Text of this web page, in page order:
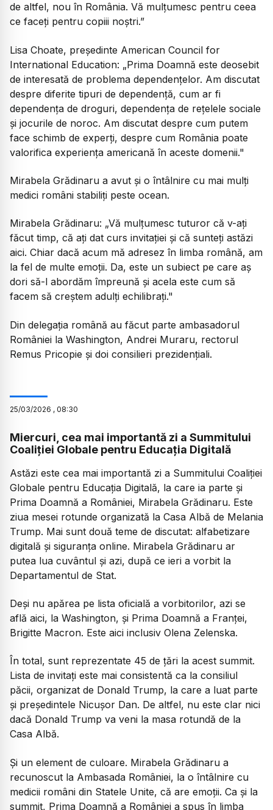
de altfel, nou în România. Vă mulțumesc pentru ceea
ce faceți pentru copiii noștri.”
Lisa Choate, președinte American Council for
International Education: „Prima Doamnă este deosebit
de interesată de problema dependențelor. Am discutat
despre diferite tipuri de dependență, cum ar fi
dependența de droguri, dependența de rețelele sociale
și jocurile de noroc. Am discutat despre cum putem
face schimb de experți, despre cum România poate
valorifica experiența americană în aceste domenii."
Mirabela Grădinaru a avut și o întâlnire cu mai mulți
medici români stabiliți peste ocean.
Mirabela Grădinaru: „Vă mulțumesc tuturor că v-ați
făcut timp, că ați dat curs invitației și că sunteți astăzi
aici. Chiar dacă acum mă adresez în limba română, am
la fel de multe emoții. Da, este un subiect pe care aș
dori să-l abordăm împreună și acela este cum să
facem să creștem adulți echilibrați."
Din delegația română au făcut parte ambasadorul
României la Washington, Andrei Muraru, rectorul
Remus Pricopie și doi consilieri prezidențiali.
25/03/2026 , 08:30
Miercuri, cea mai importantă zi a Summitului
Coaliției Globale pentru Educația Digitală
Astăzi este cea mai importantă zi a Summitului Coaliției
Globale pentru Educația Digitală, la care ia parte și
Prima Doamnă a României, Mirabela Grădinaru. Este
ziua mesei rotunde organizată la Casa Albă de Melania
Trump. Mai sunt două teme de discutat: alfabetizare
digitală și siguranța online. Mirabela Grădinaru ar
putea lua cuvântul și azi, după ce ieri a vorbit la
Departamentul de Stat.
Deși nu apărea pe lista oficială a vorbitorilor, azi se
află aici, la Washington, și Prima Doamnă a Franței,
Brigitte Macron. Este aici inclusiv Olena Zelenska.
În total, sunt reprezentate 45 de țări la acest summit.
Lista de invitați este mai consistentă ca la consiliul
păcii, organizat de Donald Trump, la care a luat parte
și președintele Nicușor Dan. De altfel, nu este clar nici
dacă Donald Trump va veni la masa rotundă de la
Casa Albă.
Și un element de culoare. Mirabela Grădinaru a
recunoscut la Ambasada României, la o întâlnire cu
medicii români din Statele Unite, că are emoții. Ca și la
summit, Prima Doamnă a României a spus în limba